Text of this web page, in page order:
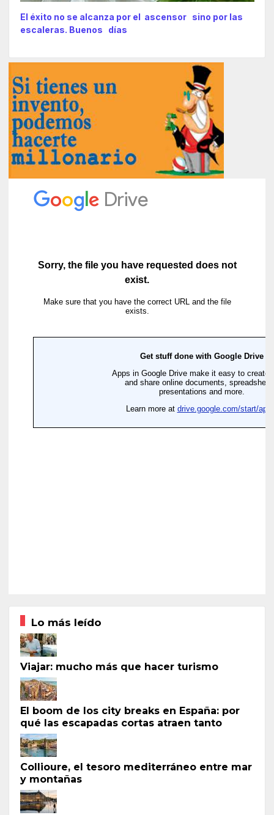
El éxito no se alcanza por el ascensor sino por las
escaleras. Buenos días
Lo más leído
Viajar: mucho más que hacer turismo
El boom de los city breaks en España: por
qué las escapadas cortas atraen tanto
Collioure, el tesoro mediterráneo entre mar
y montañas